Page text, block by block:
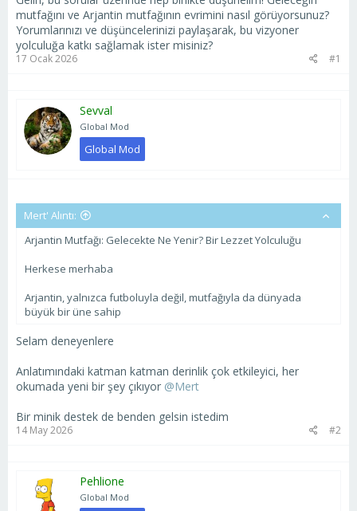
mutfağını ve Arjantin mutfağının evrimini nasıl görüyorsunuz?
Yorumlarınızı ve düşüncelerinizi paylaşarak, bu vizyoner
yolculuğa katkı sağlamak ister misiniz?
17 Ocak 2026 #1
Sevval
Global Mod
Global Mod
Mert' Alıntı:
Arjantin Mutfağı: Gelecekte Ne Yenir? Bir Lezzet Yolculuğu
Herkese merhaba
Arjantin, yalnızca futboluyla değil, mutfağıyla da dünyada
büyük bir üne sahip
Selam deneyenlere
Anlatımındaki katman katman derinlik çok etkileyici, her
okumada yeni bir şey çıkıyor @Mert
Bir minik destek de benden gelsin istedim
14 May 2026 #2
Pehlione
Global Mod